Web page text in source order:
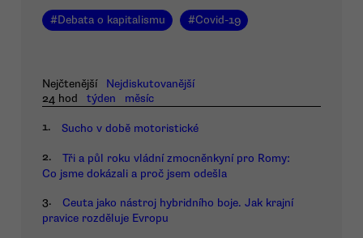
#Debata o kapitalismu #Covid-19
Nejčtenější
Nejdiskutovanější
24 hod
týden měsíc
1. Sucho v době motoristické
2.
Tři a půl roku vládní zmocněnkyní pro Romy:
Co jsme dokázali a proč jsem odešla
3.
Ceuta jako nástroj hybridního boje. Jak krajní
pravice rozděluje Evropu